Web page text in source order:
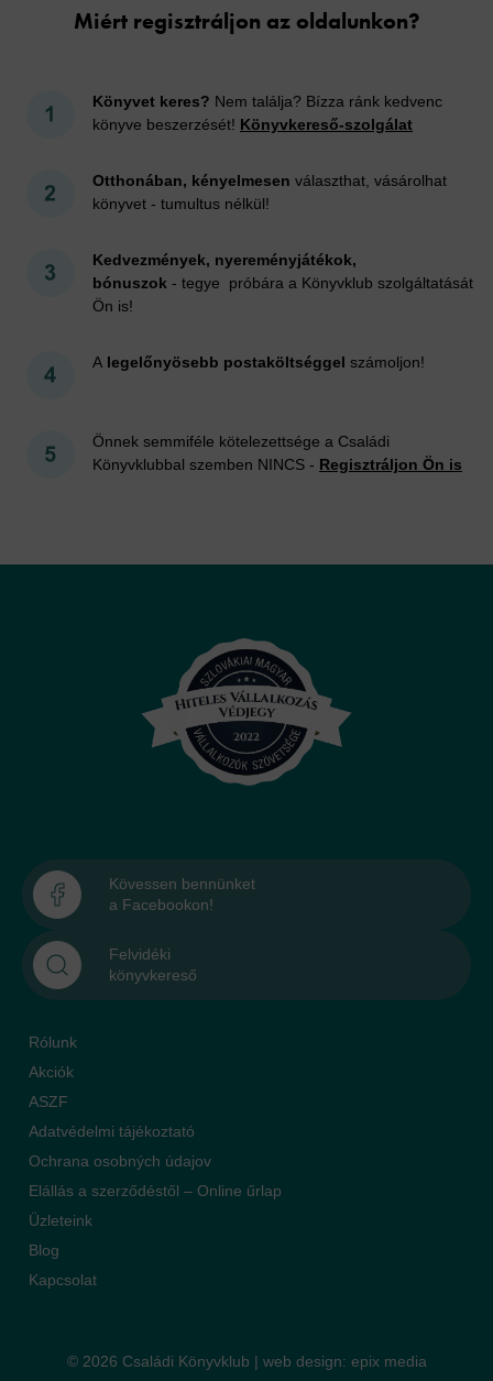
Miért regisztráljon az oldalunkon?
Könyvet keres? Nem találja? Bízza ránk kedvenc
könyve beszerzését! Könyvkereső-szolgálat
Otthonában, kényelmesen választhat, vásárolhat
könyvet - tumultus nélkül!
Kedvezmények, nyereményjátékok,
bónuszok - tegye próbára a Könyvklub szolgáltatását
Ön is!
A legelőnyösebb postaköltséggel számoljon!
Önnek semmiféle kötelezettsége a Családi
Könyvklubbal szemben NINCS - Regisztráljon Ön is
Kövessen bennünket
a Facebookon!
Felvidéki
könyvkereső
Rólunk
Akciók
ASZF
Adatvédelmi tájékoztató
Ochrana osobných údajov
Elállás a szerződéstől – Online űrlap
Üzleteink
Blog
Kapcsolat
© 2026 Családi Könyvklub | web design: epix media